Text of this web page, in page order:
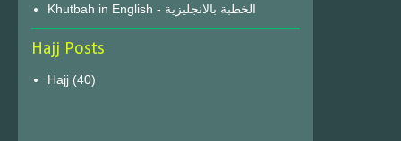
Khutbah in English - الخطبة بالانجليزية
Hajj Posts
Hajj (40)